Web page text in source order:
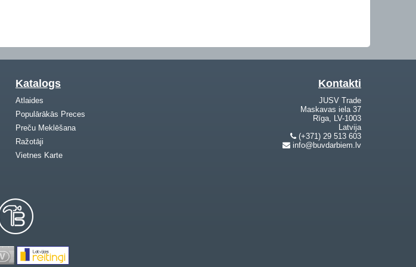
Katalogs
Atlaides
Populārākās Preces
Preču Meklēšana
Ražotāji
Vietnes Karte
Kontakti
JUSV Trade
Maskavas iela 37
Rīga, LV-1003
Latvija
(+371) 29 513 603
info@buvdarbiem.lv